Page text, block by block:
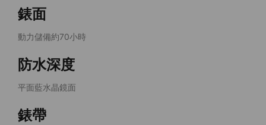
錶面
動力儲備約70小時
防水深度
平面藍水晶鏡面
錶帶